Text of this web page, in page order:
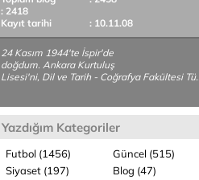
: 2418
Kayıt tarihi
: 10.11.08
24 Kasım 1944'te İspir'de
doğdum. Ankara Kurtuluş
Lisesi'ni, Dil ve Tarih - Coğrafya Fakültesi Tü..
Yazdığım Kategoriler
Futbol (1456)
Güncel (515)
Siyaset (197)
Blog (47)